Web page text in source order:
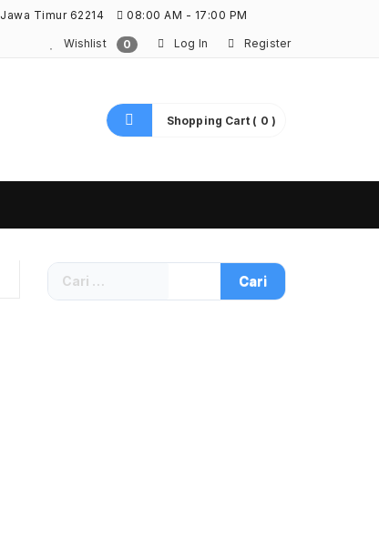
Timur 62214 08:00 AM - 17:00 PM
Wishlist 0 Log In Register
Shopping Cart ( 0 )
Cari
untuk: